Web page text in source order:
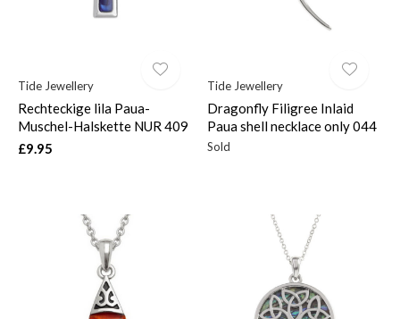
Tide Jewellery
Rechteckige lila Paua-
Muschel-Halskette NUR 409
£9.95
Tide Jewellery
Dragonfly Filigree Inlaid
Paua shell necklace only 044
Sold